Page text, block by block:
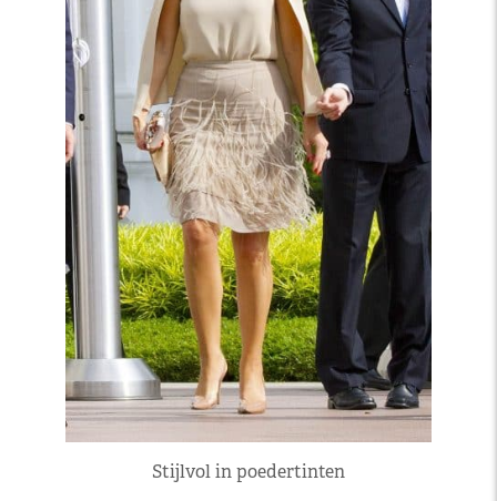
Stijlvol in poedertinten